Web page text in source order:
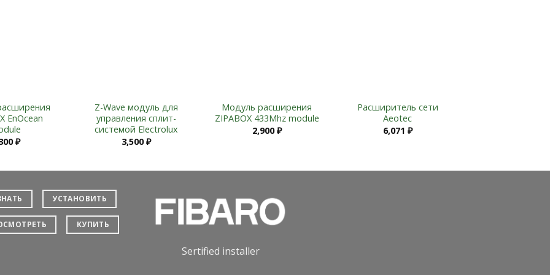
EnOcean
₽
Z-Wave модуль для
управления сплит-
системой Electrolux
3,500₽
Модуль расширения
ZIPABOX 433Mhz module
2,900₽
Расширитель сети
Aeotec
6,071 ₽
УСТАНОВИТЬ
КУПИТЬ
Sertified installer